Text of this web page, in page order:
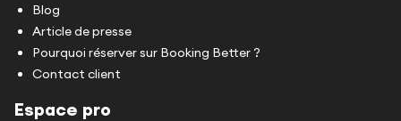
Blog
Article de presse
Pourquoi réserver sur Booking Better ?
Contact client
Espace pro